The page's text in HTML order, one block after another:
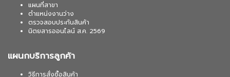
แผนที่สาขา
ตำแหน่งงานว่าง
ตรวจสอบประกันสินค้า
นิตยสารออนไลน์ ส.ค. 2569
แผนกบริการลูกค้า
วิธีการสั่งซื้อสินค้า